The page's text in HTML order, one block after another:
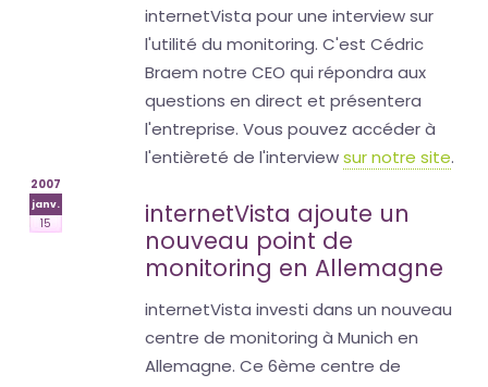
internetVista pour une interview sur
l'utilité du monitoring. C'est Cédric
Braem notre CEO qui répondra aux
questions en direct et présentera
l'entreprise. Vous pouvez accéder à
l'entièreté de l'interviewsur notre site.
2007
janv.
15
internetVista ajoute un
nouveau point de
monitoring en Allemagne
internetVista investi dans un nouveau
centre de monitoring à Munich en
Allemagne. Ce 6ème centre de